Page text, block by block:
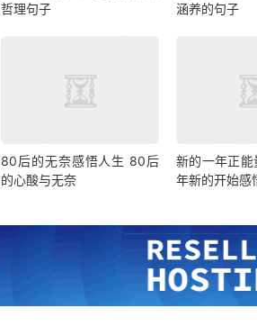
哲理句子
涵养的句子
80后的无奈感悟人生 80后
的心酸与无奈
新的一年正
年新的开始感